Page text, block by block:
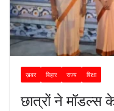
ख़बर बिहार राज्य शिक्षा
छात्रों ने मॉडल्स